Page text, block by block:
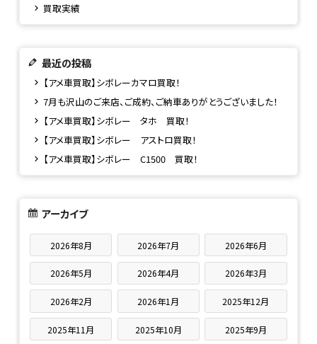
買取実績
最近の投稿
【アメ車買取】シボレーカマロ買取！
7月も沢山のご来店、ご成約、ご納車ありがとうございました！
【アメ車買取】シボレー タホ 買取！
【アメ車買取】シボレー アストロ買取！
【アメ車買取】シボレー C1500 買取！
アーカイブ
2026年8月 2026年7月 2026年6月
2026年5月 2026年4月 2026年3月
2026年2月 2026年1月 2025年12月
2025年11月 2025年10月 2025年9月